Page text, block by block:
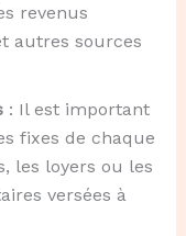
revenus
autres sources
: Il est important
fixes de chaque
les loyers ou les
versées à